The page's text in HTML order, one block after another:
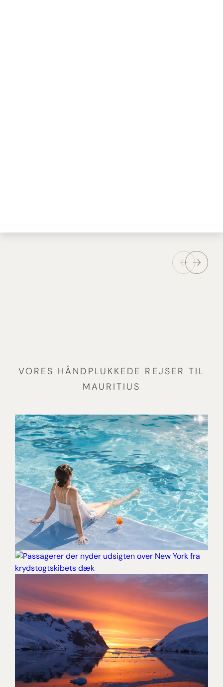
VORES HÅNDPLUKKEDE REJSER TIL
MAURITIUS
SOL, ØLIV OG TURKISBLÅ
HORISONTER
[ LÆS MERE ]
IKONISK SØREJSE OG TO
NÆTTER I PULSERENDE NEW
[ LÆS MERE ]